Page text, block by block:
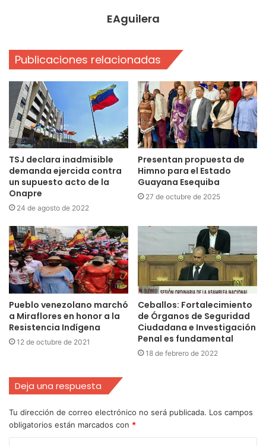
EAguilera
Publicaciones relacionadas
TSJ declara inadmisible
demanda ejercida contra
un supuesto acto de la
Onapre
24 de agosto de 2022
Presentan propuesta de
Himno para el Estado
Guayana Esequiba
27 de octubre de 2025
Pueblo venezolano marchó
a Miraflores en honor a la
Resistencia Indígena
12 de octubre de 2021
Ceballos: Fortalecimiento
de Órganos de Seguridad
Ciudadana e Investigación
Penal es fundamental
18 de febrero de 2022
Deja una respuesta
Tu dirección de correo electrónico no será publicada. Los campos
obligatorios están marcados con *